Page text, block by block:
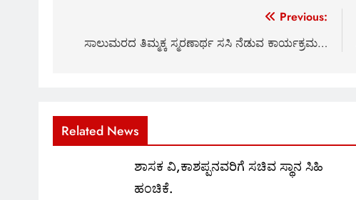
navigation
Previous:
ಸಾಲುಮರದ ತಿಮ್ಮಕ್ಕ ಸ್ಮರಣಾರ್ಥ ಸಸಿ ನೆಡುವ ಕಾರ್ಯಕ್ರಮ…
Related News
ಶಾಸಕ ವಿ,ಕಾಶಪ್ಪನವರಿಗೆ ಸಚಿವ ಸ್ಥಾನ ಸಿಹಿ
ಹಂಚಿಕೆ.